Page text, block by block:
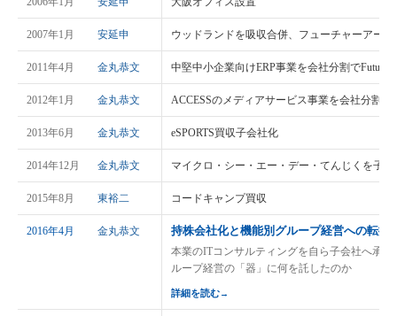
2007年1月 安延申 ウッドランドを吸収合併、フューチャーアー
2011年4月 金丸恭文 中堅中小企業向けERP事業を会社分割で
2012年1月 金丸恭文 ACCESSのメディアサービス事業を会社分割で
2013年6月 金丸恭文 eSPORTS買収子会社化
2014年12月 金丸恭文 マイクロ・シー・エー・デー・てんじくを子会
2015年8月 東裕二 コードキャンプ買収
2016年4月 金丸恭文 持株会社化と機能別グループ経営への転換
本業のITコンサルティングを自ら子会社へ承
ループ経営の「器」に何を託したのか
詳細を読む→